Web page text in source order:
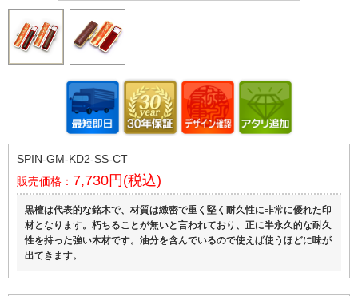
SPIN-GM-KD2-SS-CT
販売価格： 7,730円(税込)
黒檀は代表的な銘木で、材質は緻密で重く堅く耐久性に非常に優れた印
材となります。朽ちることが無いと言われており、正に半永久的な耐久
性を持った強い木材です。油分を含んでいるので使えば使うほどに味が
出てきます。